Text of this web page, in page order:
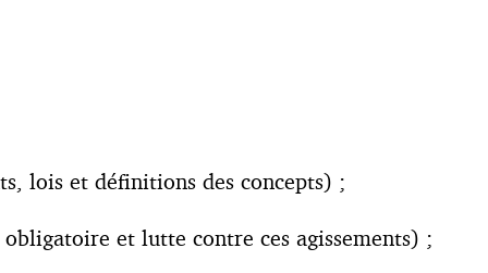
lois et définitions des concepts) ;
et lutte contre ces agissements) ;